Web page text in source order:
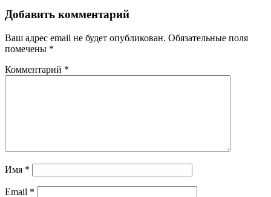
Добавить комментарий
Ваш адрес email не будет опубликован. Обязательные поля
помечены *
Комментарий *
Имя *
Email *